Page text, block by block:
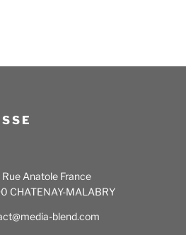
Rue Anatole France
CHATENAY-MALABRY
blend.com